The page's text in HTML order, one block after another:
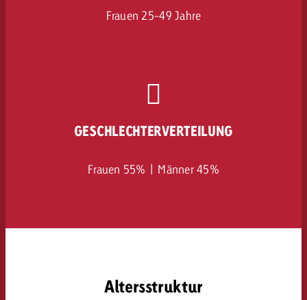
Frauen 25-49 Jahre
GESCHLECHTERVERTEILUNG
Frauen 55% | Männer 45%
Altersstruktur